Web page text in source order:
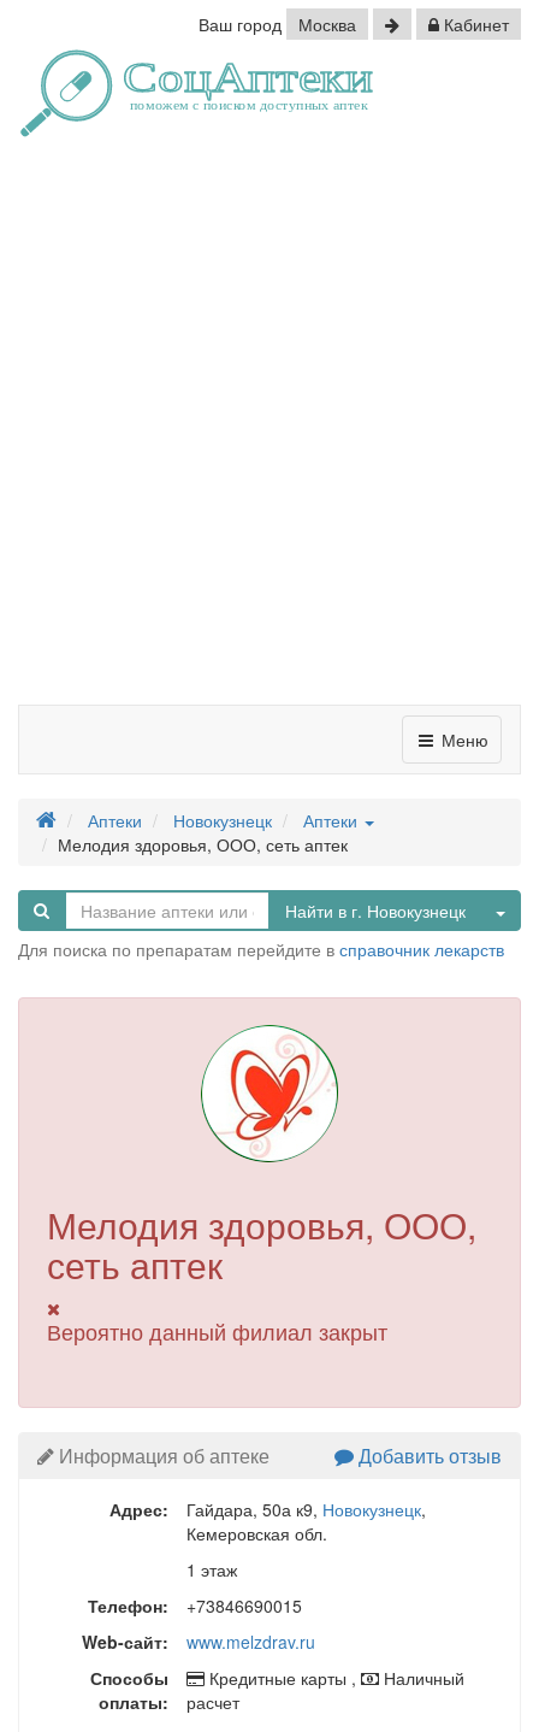
Ваш город Москва Кабинет
Меню
Аптеки Новокузнецк
Аптеки
Мелодия здоровья, ООО, сеть аптек
Найти в г. Новокузнецк
Для поиска по препаратам перейдите в справочник лекарств
Мелодия здоровья, ООО,
сеть аптек
Вероятно данный филиал закрыт
Информация об аптеке Добавить отзыв
Адрес: Гайдара, 50а к9, Новокузнецк,
Кемеровская обл.
1 этаж
Телефон:
+73846690015
Web-сайт:
www.melzdrav.ru
Способы
оплаты:
Кредитные карты ,
Наличный
расчет